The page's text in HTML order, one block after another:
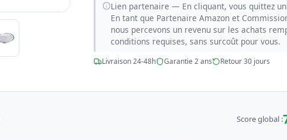
Lien partenaire — En cliquant, vous quittez
En tant que Partenaire Amazon et
nous percevons un revenu sur les achats
conditions requises, sans surcoût pour vous.
Livraison 24-48h Garantie 2 ans Retour 30 jours
Score global :